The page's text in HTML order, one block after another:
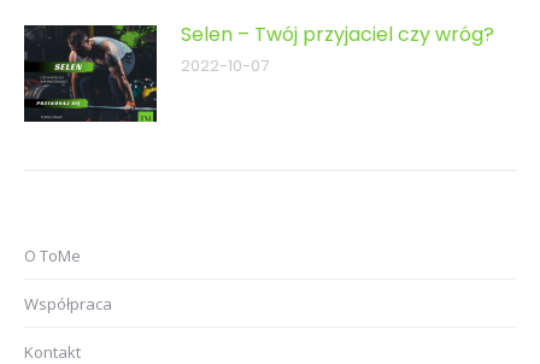
Selen – Twój przyjaciel czy wróg?
2022-10-07
O ToMe
Współpraca
Kontakt